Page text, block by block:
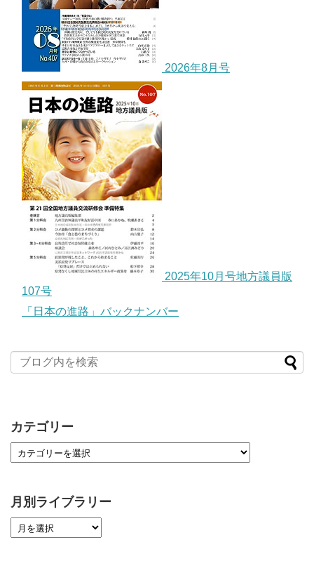
2026年8月号
2025年10月号地方議員版
107号
「日本の進路」バックナンバー
カテゴリー
月別ライブラリー